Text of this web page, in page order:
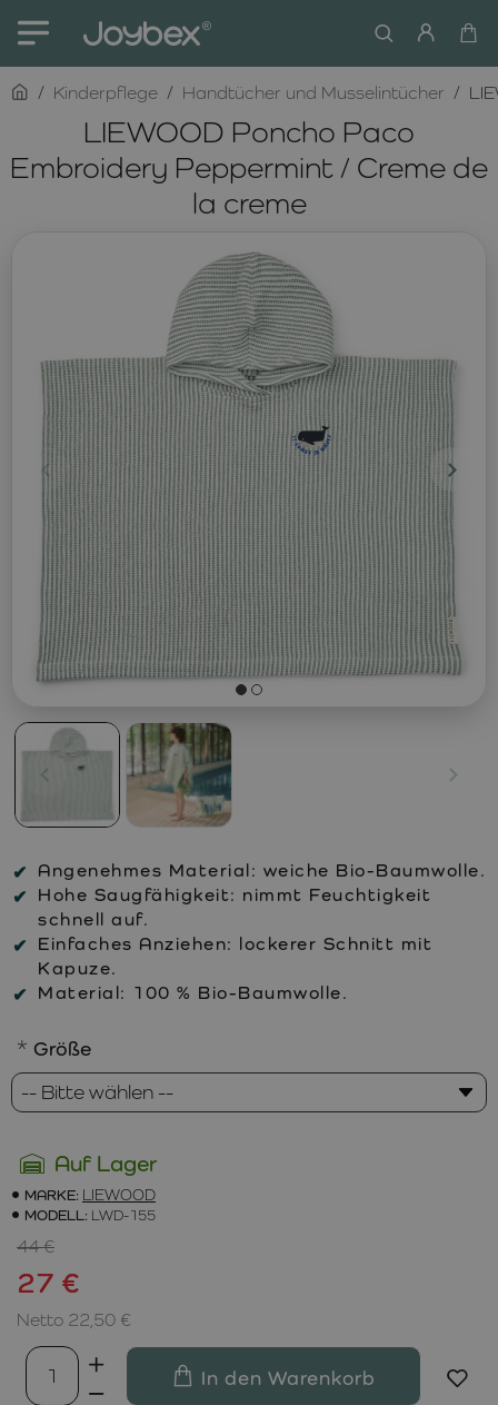
LIEWOOD Poncho Paco
Embroidery Peppermint / Creme de
la creme
homeKinderpflege Handtücher und Musselintücher
Angenehmes Material: weiche Bio-Baumwolle.
Hohe Saugfähigkeit: nimmt Feuchtigkeit
schnell auf.
Einfaches Anziehen: lockerer Schnitt mit
Kapuze.
Material: 100 % Bio-Baumwolle.
Auf Lager
MARKE: LIEWOOD
MODELL: LWD-155
27 €
44 €
Netto 22,50 €
Größe
In den Warenkorb